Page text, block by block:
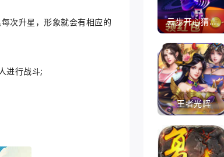
次升星，形象就会有相应的
进行战斗;
云步开心猜歌名
王者光辉